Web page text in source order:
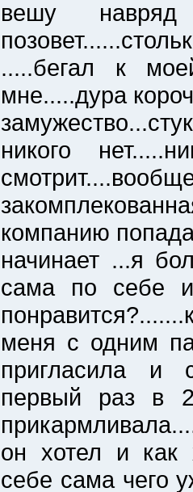
вешу
.....бегал к
мне.....дура
никого
компанию
начинает ...я
сама по себе
меня с одним
пригласила и
первый раз в
он хотел и как
себе сама чего